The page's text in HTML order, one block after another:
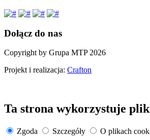
Dołącz do nas
Copyright by Grupa MTP 2026
Projekt i realizacja: Crafton
Ta strona wykorzystuje
Zgoda Szczegóły
O plikach